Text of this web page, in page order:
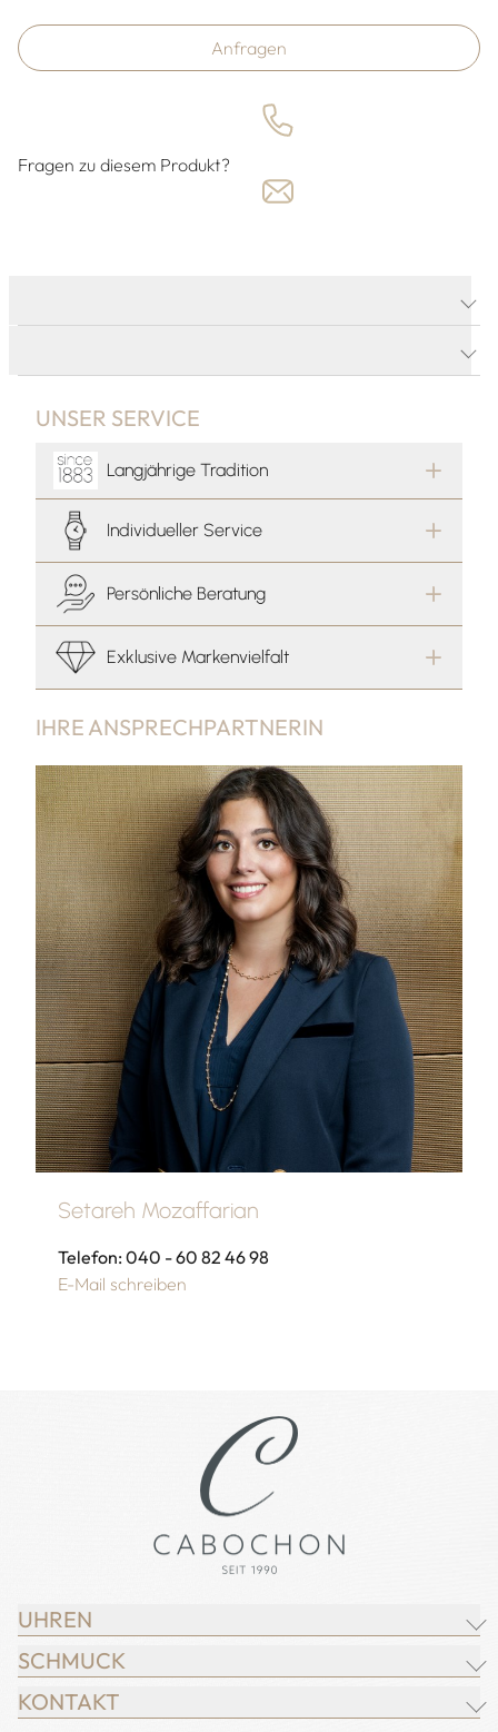
Anfragen
Fragen zu diesem Produkt?
IHRE ANSPRECHPARTNERIN
Setareh Mozaffarian
Telefon: 040 - 60 82 46 98
E-Mail schreiben
UNSER SERVICE
Langjährige Tradition
Individueller Service
Persönliche Beratung
Exklusive Markenvielfalt
UHREN
BREITLING
CHOPARD
SCHMUCK
JUWELIER CABOCHON
KONTAKT